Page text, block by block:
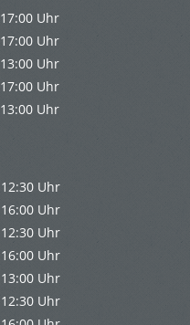
17:00 Uhr
17:00 Uhr
13:00 Uhr
17:00 Uhr
13:00 Uhr
12:30 Uhr
16:00 Uhr
12:30 Uhr
16:00 Uhr
13:00 Uhr
12:30 Uhr